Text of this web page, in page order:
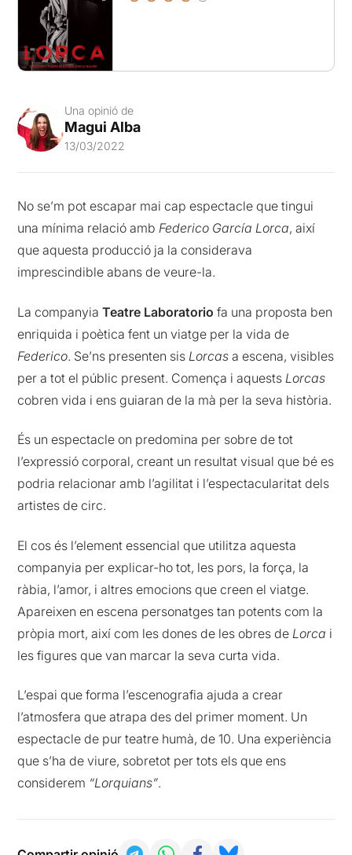
Una opinió de
Magui Alba
13/03/2022
No se’m pot escapar mai cap espectacle que tingui
una mínima relació ambFederico García Lorca, així
que aquesta producció ja la considerava
imprescindible abans de veure-la.
La companyiaTeatre Laboratorio fa una proposta ben
enriquida i poètica fent un viatge per la vida de
Federico. Se’ns presenten sis Lorcas a escena, visibles
per a tot el públic present. Comença i aquests Lorcas
cobren vida i ens guiaran de la mà per la seva història.
És un espectacle on predomina per sobre de tot
l’expressió corporal, creant un resultat visual que bé es
podria relacionar amb l’agilitat i l’espectacularitat dels
artistes de circ.
El cos és l’element essencial que utilitza aquesta
companyia per explicar-ho tot, les pors, la força, la
ràbia, l’amor, i altres emocions que creen el viatge.
Apareixen en escena personatges tan potents com la
pròpia mort, així com les dones de les obres de Lorca i
les figures que van marcar la seva curta vida.
L’espai que forma l’escenografia ajuda a crear
l’atmosfera que atrapa des del primer moment. Un
espectacle de pur teatre humà, de 10. Una experiència
que s’ha de viure, sobretot per tots els que ens
considerem “Lorquians”.